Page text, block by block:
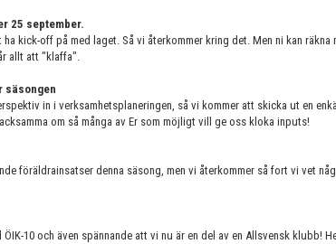
25 september.
kick-off på med laget. Så vi återkommer kring det. Men ni kan räkna
allt att "klaffa".
säsongen
in i verksamhetsplaneringen, så vi kommer att skicka ut en
om så många av Er som möjligt vill ge oss kloka inputs!
föräldrainsatser denna säsong, men vi återkommer så fort vi vet
10 och även spännande att vi nu är en del av en Allsvensk klubb!